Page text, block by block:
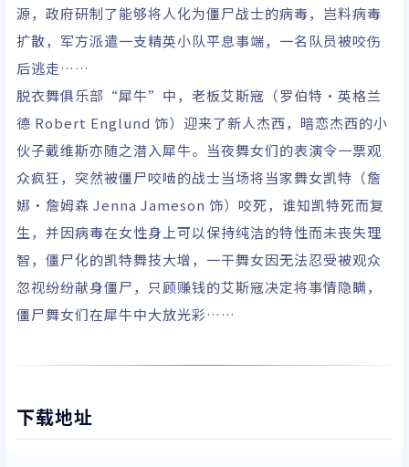
莎姆隆·摩尔/珍妮特·
苏萨/卡蜜特·勒维特/
科尔伯特/加里·克劳斯
源，政府研制了能够将人化为僵尸战士的病毒，岂料病毒
扩散，军方派遣一支精英小队平息事端，一名队员被咬伤
后逃走……
脱衣舞俱乐部“犀牛”中，老板艾斯寇（罗伯特•英格兰
德 Robert Englund 饰）迎来了新人杰西，暗恋杰西的小
伙子戴维斯亦随之潜入犀牛。当夜舞女们的表演令一票观
众疯狂，突然被僵尸咬啮的战士当场将当家舞女凯特（詹
娜•詹姆森 Jenna Jameson 饰）咬死，谁知凯特死而复
生，并因病毒在女性身上可以保持纯洁的特性而未丧失理
智，僵尸化的凯特舞技大增，一干舞女因无法忍受被观众
忽视纷纷献身僵尸，只顾赚钱的艾斯寇决定将事情隐瞒，
僵尸舞女们在犀牛中大放光彩……
下载地址